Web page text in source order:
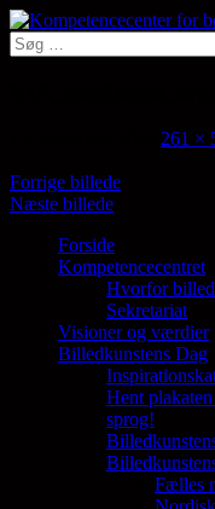
Hop
til
indhold
unge og
Søg
Søg
efter:
261 ×
Forrige billede
Næste billede
Samler en
den
Forside
Kompetencecentret
Hvorfor
Sekretariat
Visioner og værdier
Billedkunstens Dag
Hent
sprog!
Fælles